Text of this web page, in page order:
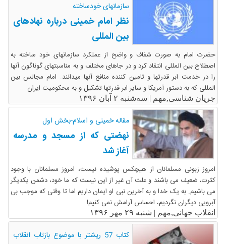
سازمانهای خودساخته
نظر امام خمینی درباره نهادهای
بین المللی
حضرت امام به صورت شفاف و واضح از عملکرد سازمانهای خود ساخته به
اصطلاح بین المللی انتقاد کرد و در جاهای مختلف و به مناسبتهای گوناگون آنها
را در خدمت ابر قدرتها و تامین کننده منافع آنها میدانند. امام مجالس بین
المللی که به دستور آمریکا و سایر ابر قدرتها تشکیل و به محکومیت ایران ...
جریان شناسی,مهم | سه‌شنبه ۲ آبان ۱۳۹۶
مقاله خمینی و اسلام-بخش اول
نهضتی که از مسجد و مدرسه
آغاز شد
امروز زبونی مسلمانان از هیچکس پوشیده نیست، امروز مسلمانان با وجود
کثرت، ضعیف می باشند و علت آن غیر از این نیست که ما خود، دشمن یکدیگر
می باشیم. به یک خدا و به آخرین نبی او ایمان داریم اما تا وقتی که موجب بی
آبرویی دیگران نگردیم، احساس آرامش نمی کنیم!
انقلاب جهانی,مهم | شنبه ۲۹ مهر ۱۳۹۶
کتاب 57 ریشتر با موضوع بازتاب انقلاب